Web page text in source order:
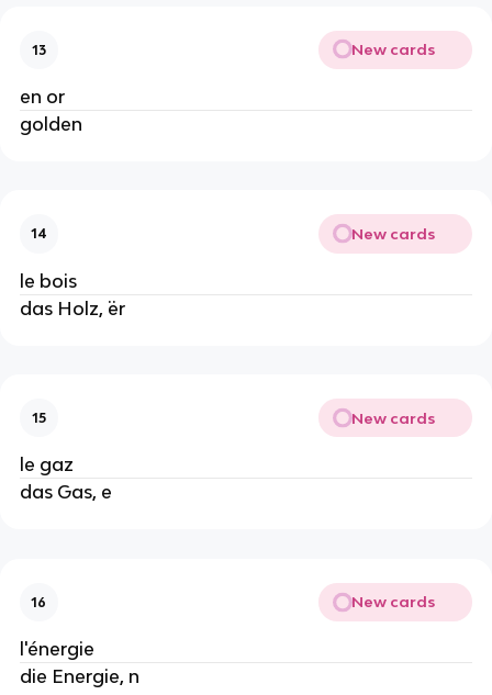
13 New cards
en or
golden
14 New cards
le bois
das Holz, ¨er
15 New cards
le gaz
das Gas, e
16 New cards
l'énergie
die Energie, n